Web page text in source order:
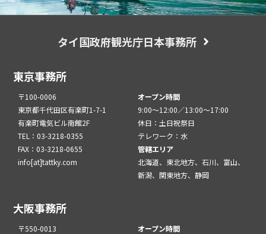
タイ国政府観光庁日本事務所
東京事務所
〒100-0006
東京都千代田区有楽町1-7-1
有楽町電気ビル南館2F
TEL：03-3218-0355
FAX：03-3218-0655
info[at]tattky.com
オープン時間
9:00～12:00／13:00～17:00
休日：土日祝祭日
テレワーク：水
管轄エリア
北海道、東北地方、石川、富山、
新潟、関東地方、静岡
大阪事務所
〒550-0013
オープン時間